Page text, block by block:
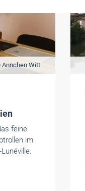
Annchen Witt
feine
im